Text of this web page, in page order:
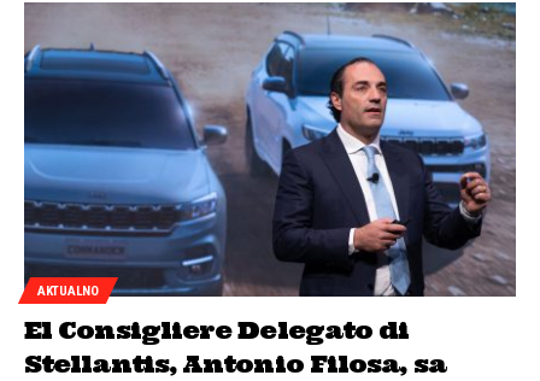
AKTUALNO
El Consigliere Delegato di
Stellantis, Antonio Filosa, sa